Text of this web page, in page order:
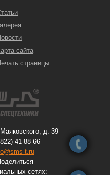
сайта
страницы
д. 39
41-88-66
t.ru
сетях: